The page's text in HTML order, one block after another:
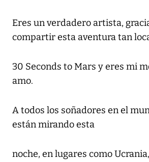
Eres un verdadero artista,
compartir esta aventura tan
30 Seconds to Mars y eres mi
amo.
A todos los soñadores en el
están mirando esta
noche, en lugares como